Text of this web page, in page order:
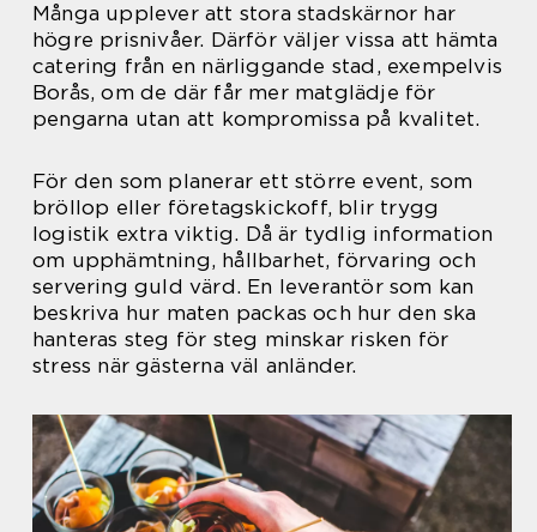
Många upplever att stora stadskärnor har
högre prisnivåer. Därför väljer vissa att hämta
catering från en närliggande stad, exempelvis
Borås, om de där får mer matglädje för
pengarna utan att kompromissa på kvalitet.
För den som planerar ett större event, som
bröllop eller företagskickoff, blir trygg
logistik extra viktig. Då är tydlig information
om upphämtning, hållbarhet, förvaring och
servering guld värd. En leverantör som kan
beskriva hur maten packas och hur den ska
hanteras steg för steg minskar risken för
stress när gästerna väl anländer.